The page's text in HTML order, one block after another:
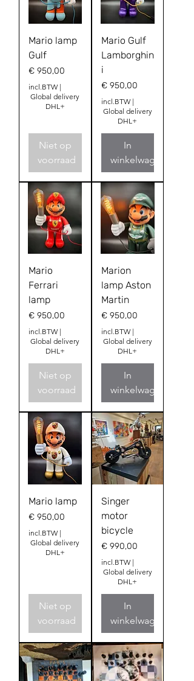
Mario lamp
Gulf
Prijs
€ 950,00
incl.BTW |
Global delivery
DHL+
Niet op
voorraad
Mario Gulf
Lamborghin
i
Prijs
€ 950,00
incl.BTW |
Global delivery
DHL+
In
winkelwagen
Mario
Ferrari
lamp
Prijs
€ 950,00
incl.BTW |
Global delivery
DHL+
Niet op
voorraad
Marion
lamp Aston
Martin
Prijs
€ 950,00
incl.BTW |
Global delivery
DHL+
In
winkelwagen
Mario lamp
Prijs
€ 950,00
incl.BTW |
Global delivery
DHL+
Niet op
voorraad
Singer
motor
bicycle
Prijs
€ 990,00
incl.BTW |
Global delivery
DHL+
In
winkelwagen